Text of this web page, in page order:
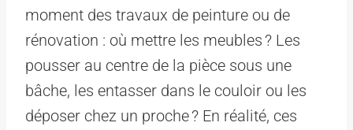
moment des travaux de peinture ou de
rénovation : où mettre les meubles ? Les
pousser au centre de la pièce sous une
bâche, les entasser dans le couloir ou les
déposer chez un proche ? En réalité, ces